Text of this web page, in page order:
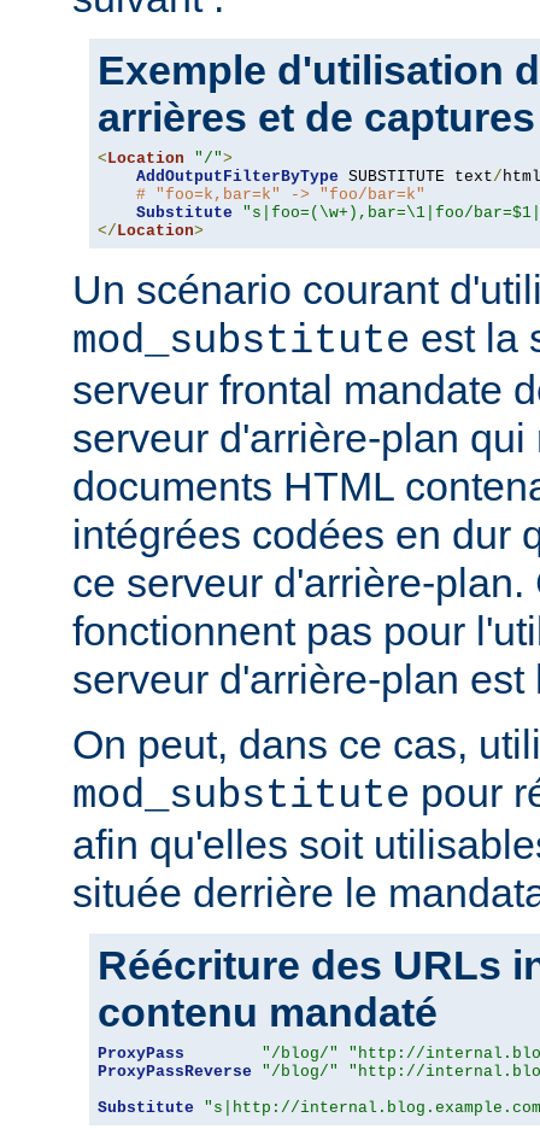
Exemple d'utilisation
arrières et de captures
< Location "/">
AddOutputFilterByType SUBSTITUTE text/ html
# "foo=k,bar=k" -> "foo/bar=k"
Substitute
"s|foo=(\w+),bar=\1|foo/
</ Location>
Un scénario courant
mod_substitute est la
serveur frontal mandate
serveur d'arrière-plan qui
documents HTML
intégrées codées en dur
ce serveur d'arrière-
fonctionnent pas pour
serveur d'arrière-plan est
On peut, dans ce cas,
mod_substitute pour
afin qu'elles soit
située derrière le
Réécriture des URLs
contenu mandaté
ProxyPass "/blog/"
"http://
ProxyPassReverse
"/blog/"
"http://
Substitute
"s|http://